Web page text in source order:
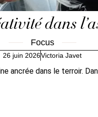
dans
Focus
26 juin 2026Victoria Javet
ancrée dans le terroir.